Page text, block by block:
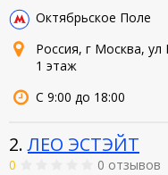
Октябрьское Поле
Россия, г Москва, ул
1 этаж
С 9:00 до 18:00
2.ЛЕО ЭСТЭЙТ
0
0 отзывов